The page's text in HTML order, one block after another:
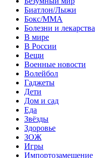
Биатлон/Лыжи
Бокс/MMA
Болезни и лекарства
В мире
В России
Вещи
Военные новости
Волейбол
Гаджеты
Дети
Дом и сад
Еда
Звёзды
Здоровье
ЗОЖ
Игры
Импортозамещение